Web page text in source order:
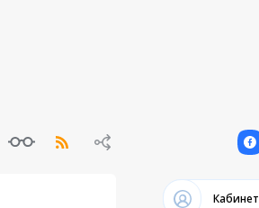
1
Кабинет